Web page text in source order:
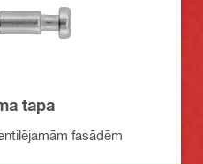
tapa
fasādēm